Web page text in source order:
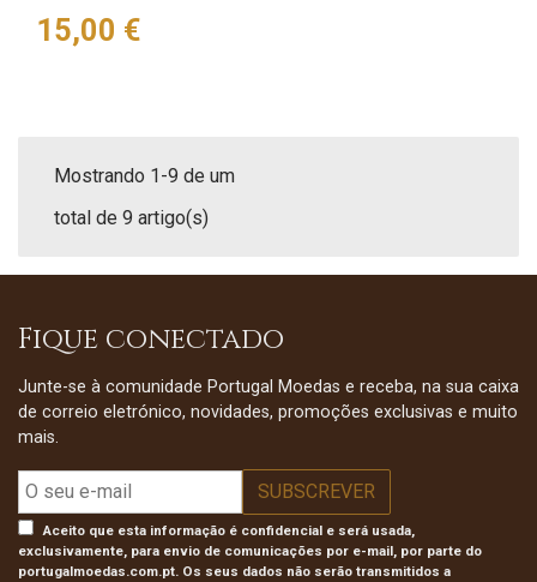
Preço
15,00 €
Mostrando 1-9 de um
total de 9 artigo(s)
Fique conectado
Junte-se à comunidade Portugal Moedas e receba, na sua caixa
de correio eletrónico, novidades, promoções exclusivas e muito
mais.
Aceito que esta informação é confidencial e será usada,
exclusivamente, para envio de comunicações por e-mail, por parte do
portugalmoedas.com.pt. Os seus dados não serão transmitidos a